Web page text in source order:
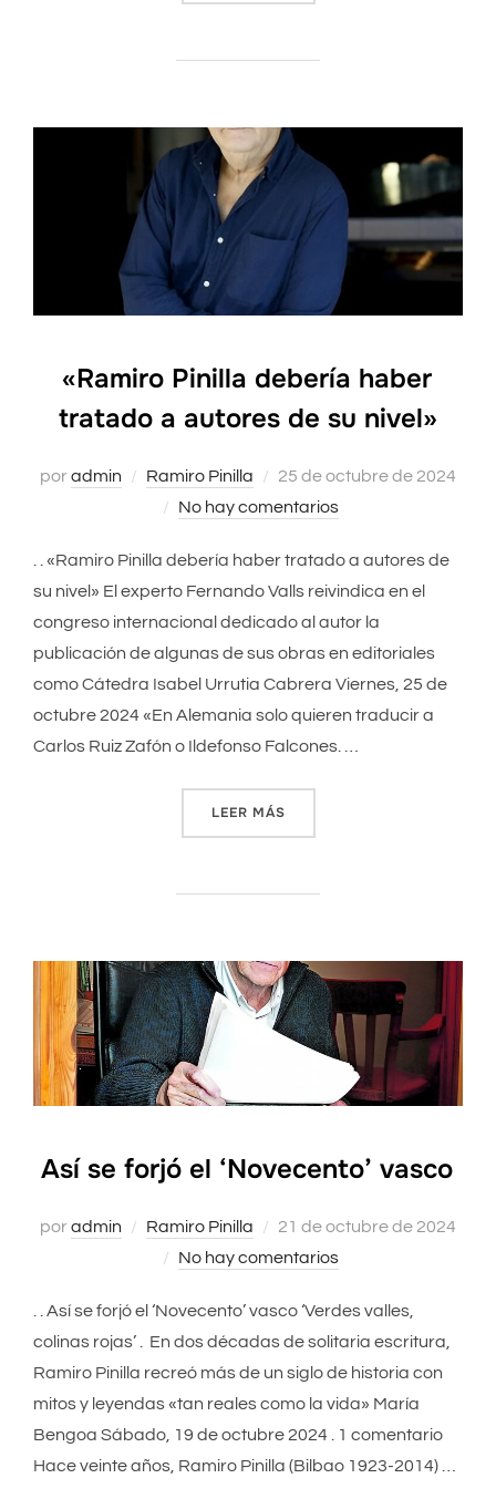
«Ramiro Pinilla debería haber
tratado a autores de su nivel»
poradmin Ramiro Pinilla
Publicado
el
25 de octubre de 2024
No hay comentarios
. . «Ramiro Pinilla debería haber tratado a autores de
su nivel» El experto Fernando Valls reivindica en el
congreso internacional dedicado al autor la
publicación de algunas de sus obras en editoriales
como Cátedra Isabel Urrutia Cabrera Viernes, 25 de
octubre 2024 «En Alemania solo quieren traducir a
Carlos Ruiz Zafón o Ildefonso Falcones. …
LEER MÁS
Así se forjó el ‘Novecento’ vasco
poradmin Ramiro Pinilla
Publicado
el
21 de octubre de 2024
No hay comentarios
. . Así se forjó el ‘Novecento’ vasco ‘Verdes valles,
colinas rojas’ . En dos décadas de solitaria escritura,
Ramiro Pinilla recreó más de un siglo de historia con
mitos y leyendas «tan reales como la vida» María
Bengoa Sábado, 19 de octubre 2024 . 1 comentario
Hace veinte años, Ramiro Pinilla (Bilbao 1923-2014) …